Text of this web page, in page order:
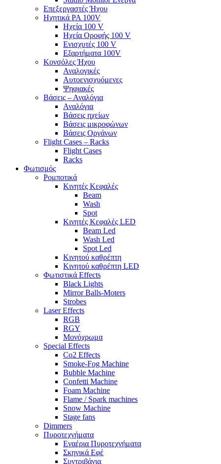
Επεξεργαστές Ήχου
Ηχητικά PA 100V
Ηχεία 100 V
Ηχεία Οροφής 100 V
Ενισχυτές 100 V
Εξαρτήματα 100V
Κονσόλες Ήχου
Αναλογικές
Αυτοενισχυόμενες
Ψηφιακές
Βάσεις – Αναλόγια
Αναλόγια
Βάσεις ηχείων
Βάσεις μικροφώνων
Βάσεις Οργάνων
Flight Cases – Racks
Flight Cases
Racks
Φωτισμός
Ρομποτικά
Κινητές Κεφαλές
Beam
Wash
Spot
Κινητές Κεφαλές LED
Beam Led
Wash Led
Spot Led
Κινητού καθρέπτη
Κινητού καθρέπτη LED
Φωτιστικά Effects
Black Lights
Mirror Balls-Moters
Strobes
Laser Effects
RGB
RGY
Μονόχρωμα
Special Effects
Co2 Effects
Smoke-Fog Machine
Bubble Machine
Confetti Machine
Foam Machine
Flame / Spark machines
Snow Machine
Stage fans
Dimmers
Πυροτεχνήματα
Εναέρια Πυροτεχνήματα
Σκηνικά Εφέ
Συντριβάνια